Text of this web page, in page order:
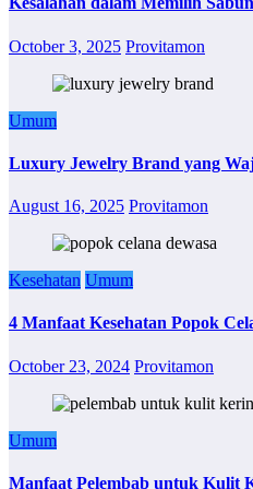
October 3, 2025 Provitamon
Umum
Luxury Jewelry Brand yang
August 16, 2025 Provitamon
Kesehatan Umum
4 Manfaat Kesehatan Popok
October 23, 2024 Provitamon
Umum
Manfaat Pelembab untuk Kulit